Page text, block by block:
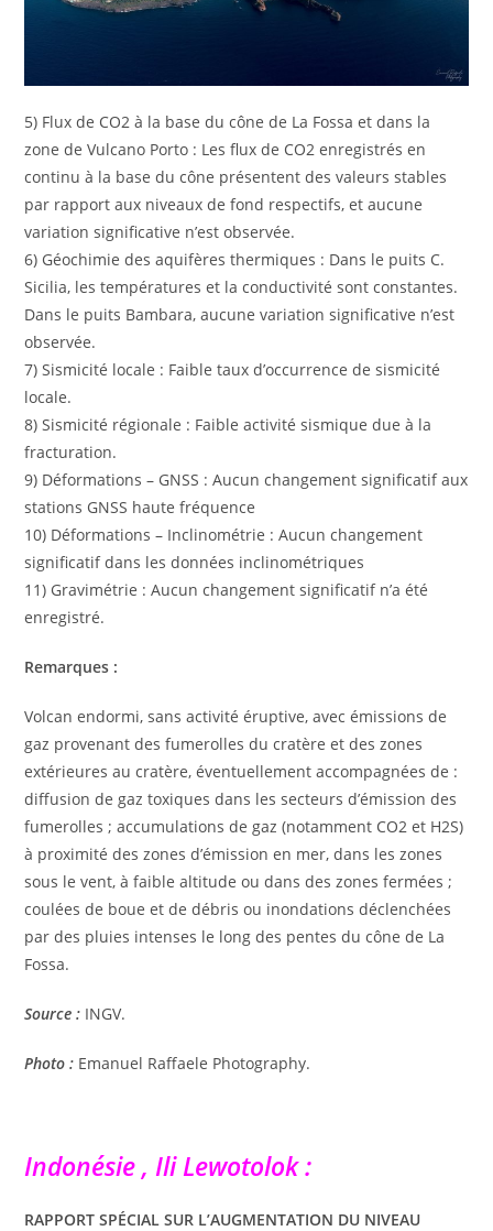
5) Flux de CO2 à la base du cône de La Fossa et dans la
zone de Vulcano Porto : Les flux de CO2 enregistrés en
continu à la base du cône présentent des valeurs stables
par rapport aux niveaux de fond respectifs, et aucune
variation significative n’est observée.
6) Géochimie des aquifères thermiques : Dans le puits C.
Sicilia, les températures et la conductivité sont constantes.
Dans le puits Bambara, aucune variation significative n’est
observée.
7) Sismicité locale : Faible taux d’occurrence de sismicité
locale.
8) Sismicité régionale : Faible activité sismique due à la
fracturation.
9) Déformations – GNSS : Aucun changement significatif aux
stations GNSS haute fréquence
10) Déformations – Inclinométrie : Aucun changement
significatif dans les données inclinométriques
11) Gravimétrie : Aucun changement significatif n’a été
enregistré.
Remarques :
Volcan endormi, sans activité éruptive, avec émissions de
gaz provenant des fumerolles du cratère et des zones
extérieures au cratère, éventuellement accompagnées de :
diffusion de gaz toxiques dans les secteurs d’émission des
fumerolles ; accumulations de gaz (notamment CO2 et H2S)
à proximité des zones d’émission en mer, dans les zones
sous le vent, à faible altitude ou dans des zones fermées ;
coulées de boue et de débris ou inondations déclenchées
par des pluies intenses le long des pentes du cône de La
Fossa.
Source : INGV.
Photo : Emanuel Raffaele Photography.
Indonésie , Ili Lewotolok :
RAPPORT SPÉCIAL SUR L’AUGMENTATION DU NIVEAU